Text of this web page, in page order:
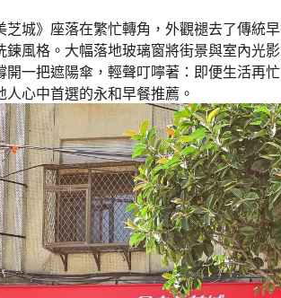
芝城》座落在繁忙轉角，外觀褪去了傳統
鍊風格。大幅落地玻璃窗將街景與室內光
開一把遮陽傘，輕聲叮嚀著：即便生活再
心中首選的永和早餐推薦。